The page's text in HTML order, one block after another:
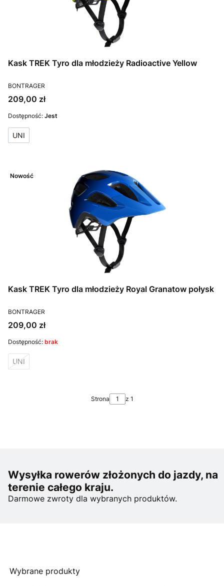
Kask TREK Tyro dla młodzieży Radioactive Yellow
PRODUCENT
BONTRAGER
Cena
209,00 zł
Dostępność: Jest
UNI
Nowość
Kask TREK Tyro dla młodzieży Royal Granatow połysk
PRODUCENT
BONTRAGER
Cena
209,00 zł
Dostępność: brak
UNI
Strona z 1
Wysyłka rowerów złożonych do jazdy, na
terenie całego kraju.
Darmowe zwroty dla wybranych produktów.
Wybrane produkty